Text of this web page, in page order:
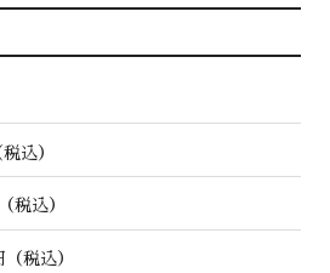
込）
税込）
税込）